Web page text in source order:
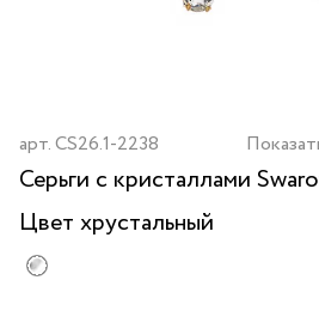
арт.CS26.1-2238
Серьги с кристаллами
Цвет хрустальный